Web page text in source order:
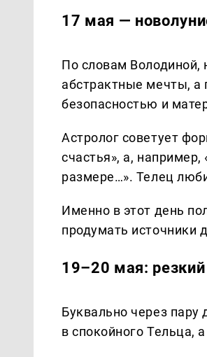
17 мая —
По словам Володиной,
абстрактные мечты, а
безопасностью и
Астролог советует
счастья», а,
размере…». Телец
Именно в этот день
продумать источники
19–20 мая: резкий
Буквально через
в спокойного Тельца,